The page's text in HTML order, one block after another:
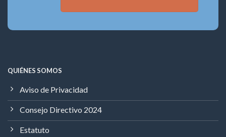
QUIÉNES SOMOS
Aviso de Privacidad
Consejo Directivo 2024
Estatuto